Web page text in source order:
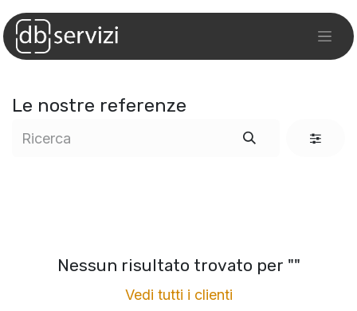
Le nostre referenze
Nessun risultato trovato per ""
Vedi tutti i clienti